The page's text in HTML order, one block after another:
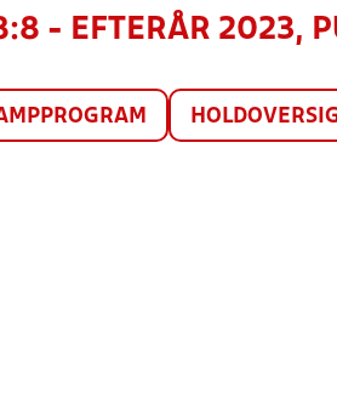
- EFTERÅR 2023,